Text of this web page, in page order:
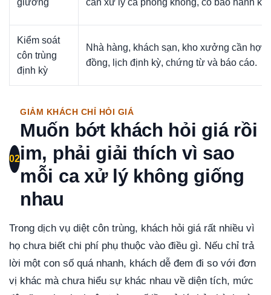
giường
cần xử lý cả phòng không, có bảo hành
Kiểm soát
côn trùng
định kỳ
Nhà hàng, khách sạn, kho xưởng cần hợp
đồng, lịch định kỳ, chứng từ và báo cáo.
02
GIẢM KHÁCH CHỈ HỎI GIÁ
Muốn bớt khách hỏi giá rồi
im, phải giải thích vì sao
mỗi ca xử lý không giống
nhau
Trong dịch vụ diệt côn trùng, khách hỏi giá rất nhiều vì
họ chưa biết chi phí phụ thuộc vào điều gì. Nếu chỉ trả
lời một con số quá nhanh, khách dễ đem đi so với đơn
vị khác mà chưa hiểu sự khác nhau về diện tích, mức